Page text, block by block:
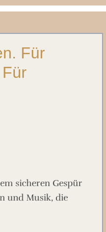
Für
sicheren Gespür
und Musik, die